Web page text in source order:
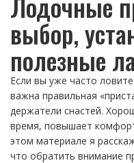
выбор,
полезные
Если вы уже часто
важна правильная
держатели снастей.
время, повышает
этом материале я
что обратить внимание